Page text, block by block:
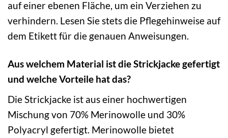
auf einer ebenen Fläche, um ein Verziehen zu
verhindern. Lesen Sie stets die Pflegehinweise auf
dem Etikett für die genauen Anweisungen.
Aus welchem Material ist die Strickjacke gefertigt
und welche Vorteile hat das?
Die Strickjacke ist aus einer hochwertigen
Mischung von 70% Merinowolle und 30%
Polyacryl gefertigt. Merinowolle bietet